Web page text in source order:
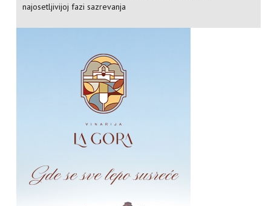
najosetljivijoj fazi sazrevanja